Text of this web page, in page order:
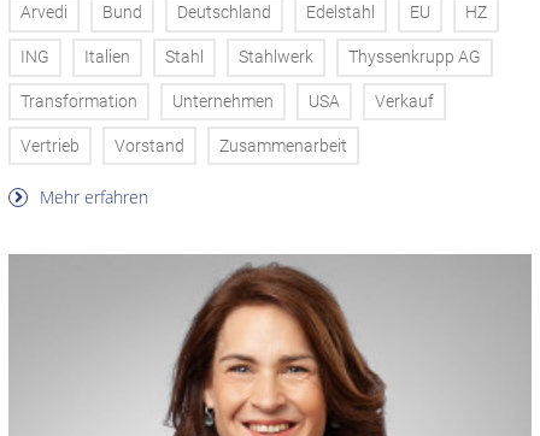
Arvedi Bund Deutschland Edelstahl EU HZ
ING Italien Stahl Stahlwerk Thyssenkrupp AG
Transformation Unternehmen USA Verkauf
Vertrieb Vorstand Zusammenarbeit
Mehr erfahren